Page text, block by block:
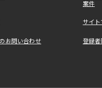
案件
サイ
お問い合わせ 登録者